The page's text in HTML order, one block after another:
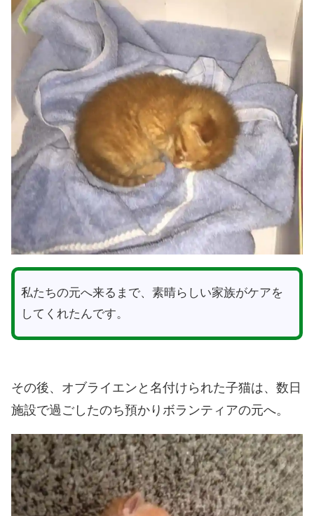
私たちの元へ来るまで、素晴らしい家族がケアを
してくれたんです。
その後、オブライエンと名付けられた子猫は、数日
施設で過ごしたのち預かりボランティアの元へ。